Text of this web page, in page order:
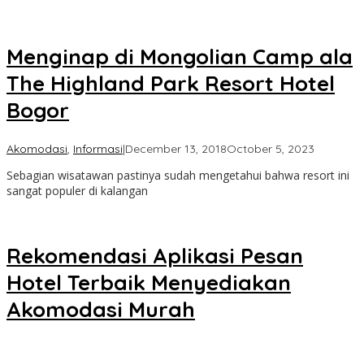
Menginap di Mongolian Camp ala
The Highland Park Resort Hotel
Bogor
Akomodasi, Informasi|December 13, 2018October 5, 2023
Sebagian wisatawan pastinya sudah mengetahui bahwa resort ini
sangat populer di kalangan
Rekomendasi Aplikasi Pesan
Hotel Terbaik Menyediakan
Akomodasi Murah